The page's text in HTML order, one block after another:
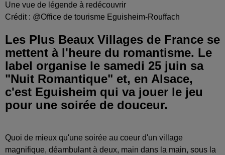
Une vue de légende à redécouvrir
Crédit : @Office de tourisme Eguisheim-Rouffach
Les Plus Beaux Villages de France se
mettent à l'heure du romantisme. Le
label organise le samedi 25 juin sa
"Nuit Romantique" et, en Alsace,
c'est Eguisheim qui va jouer le jeu
pour une soirée de douceur.
Quoi de mieux qu'une soirée au coeur d'un village
magnifique, déambulant à deux, main dans la main, sous la